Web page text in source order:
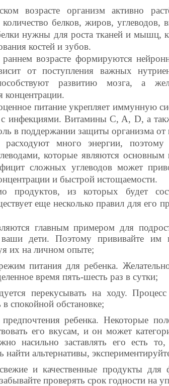
возрасте организм активно
количество белков, жиров, углеводов,
нужны для роста тканей и мышц,
костей и зубов.
формируются
от поступления важных
развитию мозга, а
концентрации.
питание укрепляет иммунную
с инфекциями. Витамины C, A, D, а
в поддержании защиты организма от
расходуют много энергии, поэтому
которые являются
сложных углеводов может
и быстрой истощаемости.
продуктов, из которых будет
еще несколько правил для его
главным примером для
ваши дети. Поэтому прививайте им
их на личном опыте;
питания для ребенка.
время пять-шесть раз в сутки;
перекусывать на ходу.
в спокойной обстановке;
ребенка. Некоторые
его вкусам, и он может
насильно заставлять его есть
найти альтернативы,
и качественные продукты для
проверять срок годности на